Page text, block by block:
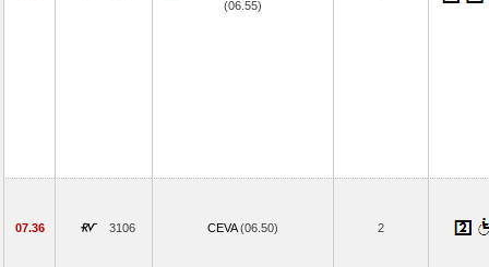
(06.55)
07.36 3106 CEVA(06.50) 2